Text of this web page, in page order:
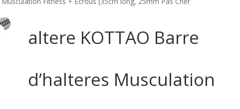
altere KOTTAO Barre
d’halteres Musculation